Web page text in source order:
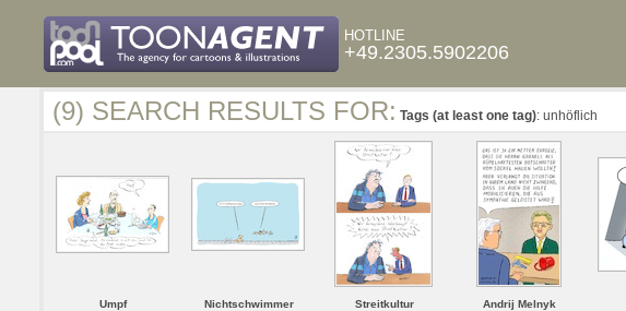
HOTLINE
+49.2305.5902206
(9) SEARCH RESULTS FOR: Tags (at least one tag): unhöflich
Umpf
Nichtschwimmer
Streitkultur
Andrij Melnyk